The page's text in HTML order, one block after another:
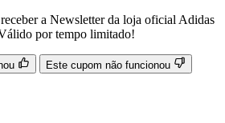
a Newsletter da loja oficial Adidas
por tempo limitado!
Este cupom não funcionou